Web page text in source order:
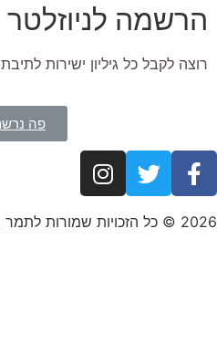
הרשמה לניוזלטר
רוצה לקבל כל גיליון ישירות
פה
2026 © כל הזכויות שמורות לתמר רוטמן ומורן גרינוולד